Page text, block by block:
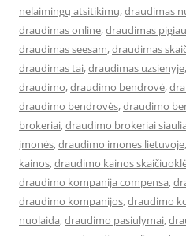
nelaimingų atsitikimų,draudimas
draudimas online,draudimas pigiau
draudimas seesam,draudimas
draudimas tai,draudimas uzsienyje,
draudimo,draudimo bendrovė,
draudimo bendrovės,draudimo
brokeriai,draudimo brokeriai
įmonės,draudimo imones lietuvoje,
kainos,draudimo kainos
draudimo kompanija compensa,
draudimo kompanijos,draudimo
nuolaida,draudimo pasiulymai,